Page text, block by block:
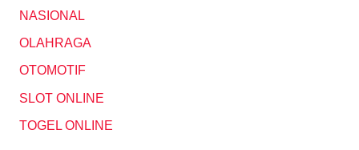
NASIONAL
OLAHRAGA
OTOMOTIF
SLOT ONLINE
TOGEL ONLINE